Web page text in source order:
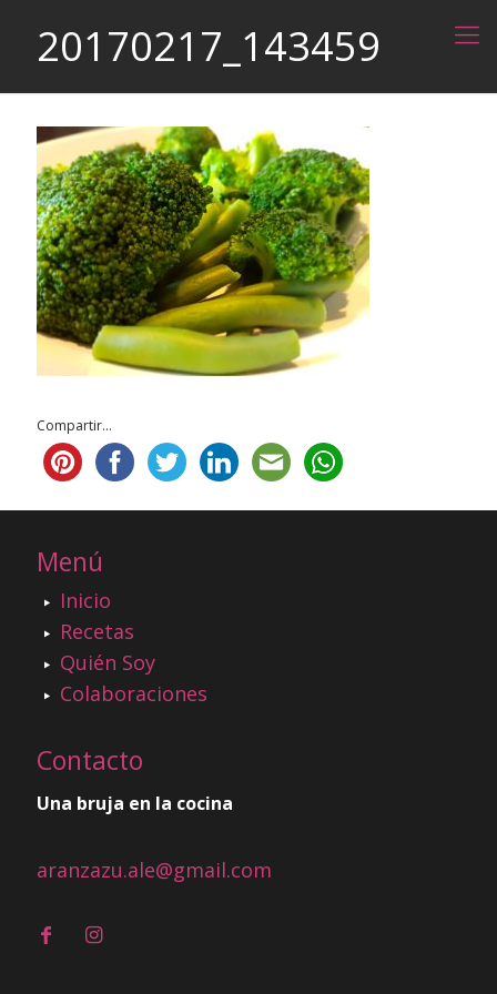
20170217_143459
Compartir...
Menú
Inicio
Recetas
Quién Soy
Colaboraciones
Contacto
Una bruja en la cocina
aranzazu.ale@gmail.com